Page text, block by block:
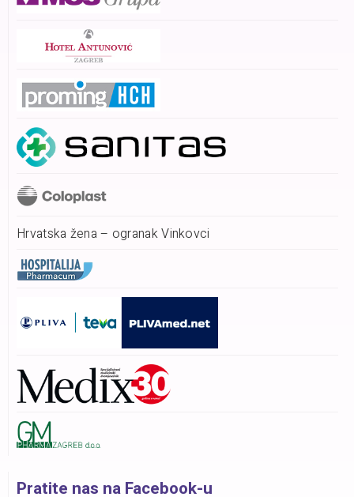
Hrvatska žena – ogranak Vinkovci
Pratite nas na Facebook-u